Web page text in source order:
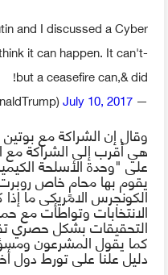
and I discussed a Cyber
it can happen. It can't-
but a ceasefire can,& did!
— Donald J. Trump (@realDonaldTrump)
July 10, 2017
وقال إن الشراكة مع
هي أقرب إلى الشراكة مع
على "وحدة الأسلحة
يقوم بها محامٍ خاص
الكونجرس الامريكى ما
الانتخابات وتواطأت مع
التحقيقات بشكل حصري
كما يقول المشرعون
دليل علنا على تورط دول